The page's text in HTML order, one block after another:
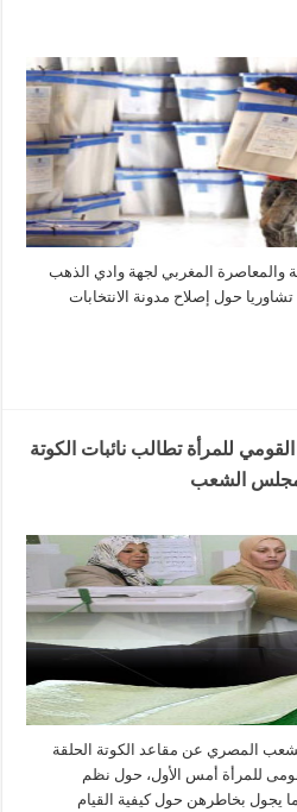
والمعاصرة المغربي لجهة وادي الذهب
تشاوريا حول إصلاح مدونة الانتخابات
للمرأة تطالب نائبات الكوتة
مجلس الشعب
المصري عن مقاعد الكوتة الحلقة
للمرأة أمس الأول، حول نظم
يجول بخاطرهن حول كيفية القيام